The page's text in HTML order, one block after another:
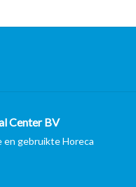
Center BV
en gebruikte Horeca